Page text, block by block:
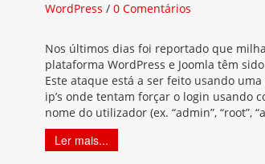
WordPress / 0 Comentários
Nos últimos dias foi reportado que
plataforma WordPress e Joomla têm
Este ataque está a ser feito usando
ip’s onde tentam forçar o login usando
nome do utilizador (ex. “admin”, “root”,
Ler mais...